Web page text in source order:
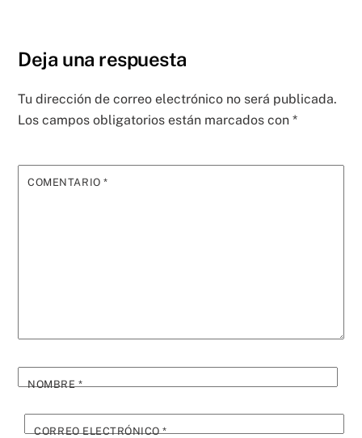
Deja una respuesta
Tu dirección de correo electrónico no será publicada.
Los campos obligatorios están marcados con*
COMENTARIO*
NOMBRE*
CORREO ELECTRÓNICO*